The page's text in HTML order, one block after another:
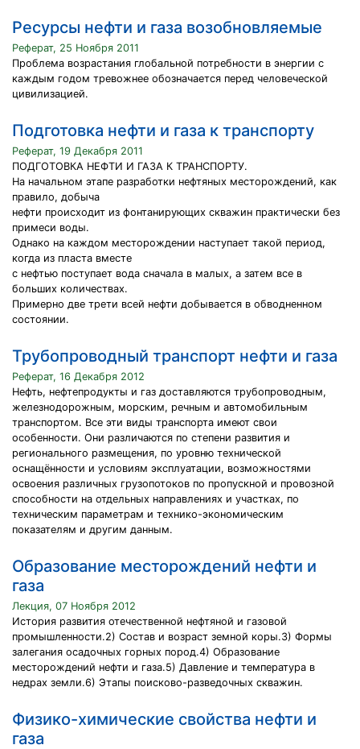
Ресурсы нефти и газа возобновляемые
Реферат, 25 Ноября 2011
Проблема возрастания глобальной потребности в энергии с
каждым годом тревожнее обозначается перед человеческой
цивилизацией.
Подготовка нефти и газа к транспорту
Реферат, 19 Декабря 2011
ПОДГОТОВКА НЕФТИ И ГАЗА К ТРАНСПОРТУ.
На начальном этапе разработки нефтяных месторождений, как
правило, добыча
нефти происходит из фонтанирующих скважин практически без
примеси воды.
Однако на каждом месторождении наступает такой период,
когда из пласта вместе
с нефтью поступает вода сначала в малых, а затем все в
больших количествах.
Примерно две трети всей нефти добывается в обводненном
состоянии.
Трубопроводный транспорт нефти и газа
Реферат, 16 Декабря 2012
Нефть, нефтепродукты и газ доставляются трубопроводным,
железнодорожным, морским, речным и автомобильным
транспортом. Все эти виды транспорта имеют свои
особенности. Они различаются по степени развития и
регионального размещения, по уровню технической
оснащённости и условиям эксплуатации, возможностями
освоения различных грузопотоков по пропускной и провозной
способности на отдельных направлениях и участках, по
техническим параметрам и технико-экономическим
показателям и другим данным.
Образование месторождений нефти и
газа
Лекция, 07 Ноября 2012
История развития отечественной нефтяной и газовой
промышленности.2) Состав и возраст земной коры.3) Формы
залегания осадочных горных пород.4) Образование
месторождений нефти и газа.5) Давление и температура в
недрах земли.6) Этапы поисково-разведочных скважин.
Физико-химические свойства нефти и
газа